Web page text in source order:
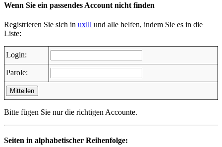
Wenn Sie ein passendes Account nicht finden
Registrieren Sie sich in uxlll und alle helfen, indem Sie es in die
Liste:
Login:
Parole:
Mitteilen
Bitte fügen Sie nur die richtigen Accounte.
Seiten in alphabetischer Reihenfolge: